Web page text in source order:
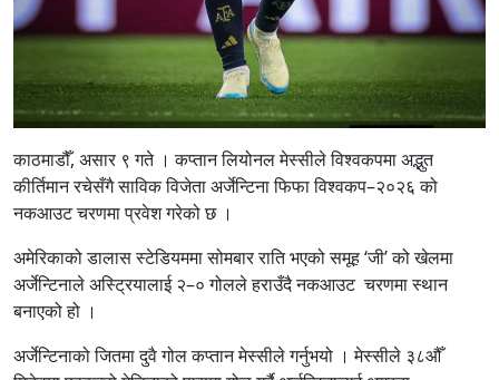
काठमाडौँ, असार ९ गते । कप्तान लियोनल मेस्सीले विश्वकपमा अद्भुत
कीर्तिमान रचेसँगै साविक विजेता अर्जेन्टिना फिफा विश्वकप–२०२६ को
नकआउट चरणमा प्रवेश गरेको छ ।
अमेरिकाको डालास स्टेडियममा सोमबार राति भएको समूह ‘जी’ को खेलमा
अर्जेन्टिनाले अस्ट्रियालाई २–० गोलले हराउँदै नकआउट चरणमा स्थान
बनाएको हो ।
अर्जेन्टिनाको जितमा दुवै गोल कप्तान मेस्सीले गर्नुभयो । मेस्सीले ३८औँ